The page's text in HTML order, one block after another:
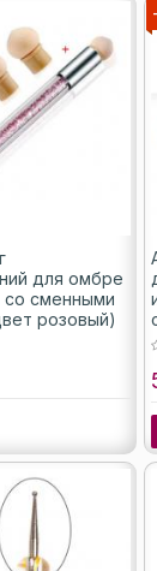
для омбре
со сменными
розовый)